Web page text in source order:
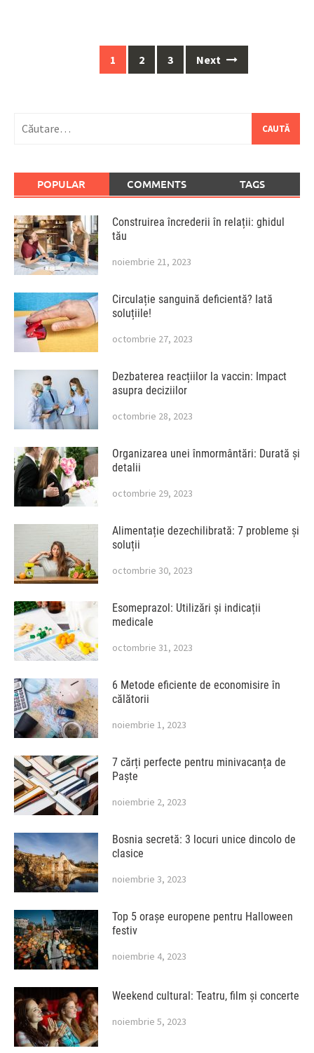
1 2 3 Next
după:
POPULAR COMMENTS TAGS
Construirea încrederii în relații: ghidul
tău
noiembrie 21, 2023
Circulație sanguină deficientă? Iată
soluțiile!
octombrie 27, 2023
Dezbaterea reacțiilor la vaccin: Impact
asupra deciziilor
octombrie 28, 2023
Organizarea unei înmormântări: Durată și
detalii
octombrie 29, 2023
Alimentație dezechilibrată: 7 probleme și
soluții
octombrie 30, 2023
Esomeprazol: Utilizări și indicații
medicale
octombrie 31, 2023
6 Metode eficiente de economisire în
călătorii
noiembrie 1, 2023
7 cărți perfecte pentru minivacanța de
Paște
noiembrie 2, 2023
Bosnia secretă: 3 locuri unice dincolo de
clasice
noiembrie 3, 2023
Top 5 orașe europene pentru Halloween
festiv
noiembrie 4, 2023
Weekend cultural: Teatru, film și concerte
noiembrie 5, 2023